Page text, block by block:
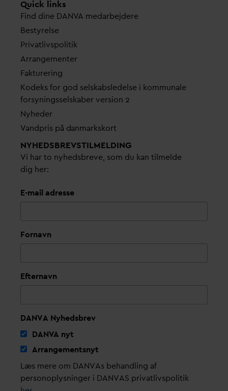
Quick links
Find dine DANVA medarbejdere
Bestyrelse
Privatlivspolitik
Arrangementer
Fakturering
Kodeks for god selskabsledelse i kommunale
forsyningsselskaber version 2
Nyheder
Vandpris på danmarkskort
NYHEDSBREVS­TILMELDING
Vi har to nyhedsbreve, som du kan tilmelde
dig her:
E-mail adresse
Fornavn
Efternavn
DANVA Nyhedsbrev
DANVA nyt
Arrangementsnyt
Læs mere om DANVAs behandling af
personoplysninger i DANVAS privatlivspolitik